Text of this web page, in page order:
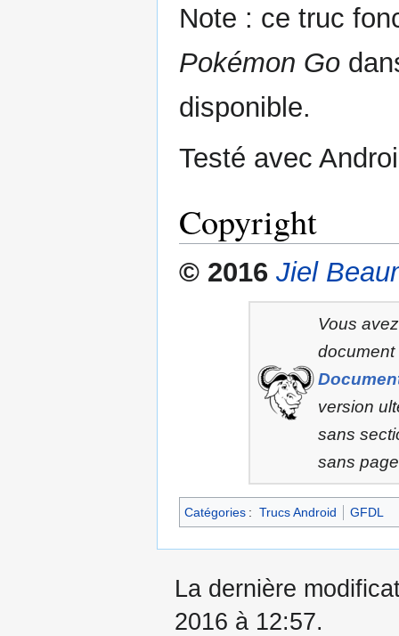
Note : ce truc
Pokémon Go
disponible.
Testé avec
Copyright
© 2016 Jiel
Vous
version
sans
sans
Catégories : Trucs Android GFDL
La dernière
2016 à 12:57.